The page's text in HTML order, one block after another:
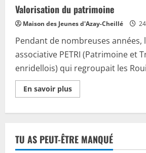
Valorisation du patrimoine
Maison des Jeunes d'Azay-Cheillé
Pendant de nombreuses années,
associative PETRI (Patrimoine et
enridellois) qui regroupait les
En savoir plusEn
savoir
TU AS PEUT-ÊTRE MANQUÉ